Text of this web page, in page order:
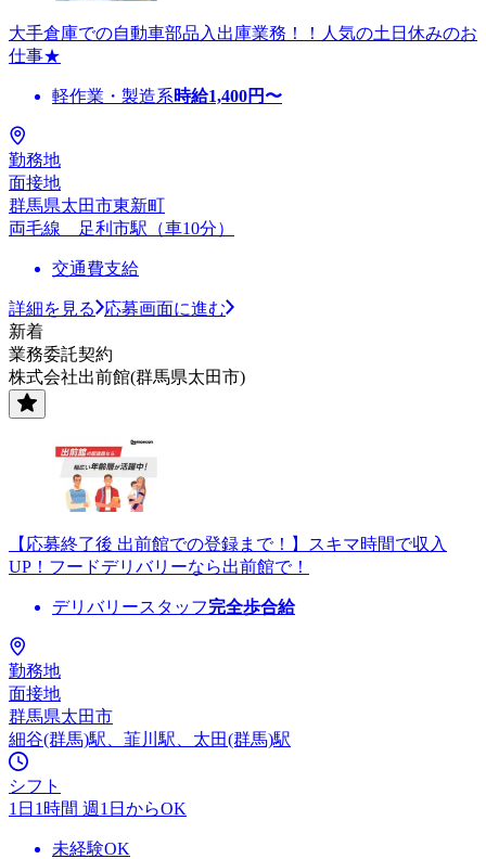
大手倉庫での自動車部品入出庫業務！！人気の土日休みのお
仕事★
軽作業・製造系時給1,400円〜
勤務地
面接地
群馬県太田市東新町
両毛線 足利市駅（車10分）
交通費支給
詳細を見る
応募画面に進む
新着
業務委託契約
株式会社出前館(群馬県太田市)
【応募終了後 出前館での登録まで！】スキマ時間で収入
UP！フードデリバリーなら出前館で！
デリバリースタッフ完全歩合給
勤務地
面接地
群馬県太田市
細谷(群馬)駅、韮川駅、太田(群馬)駅
シフト
1日1時間 週1日からOK
未経験OK